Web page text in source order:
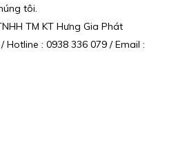
tôi.
TM KT Hưng Gia Phát
: 0938 336 079 / Email :